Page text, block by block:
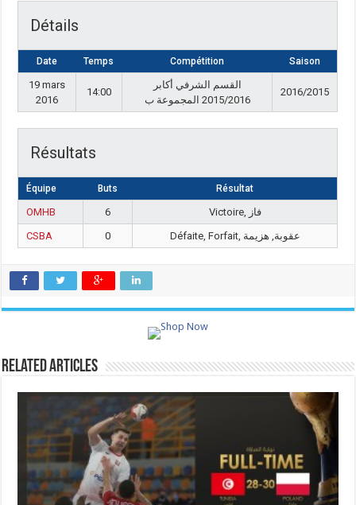
Détails
Date Temps Compétition Saison
19 mars
2016
14:00
القسم الشرفي أكابر
2015/2016 المجموعة ب
2016/2015
Résultats
Équipe Buts Résultat
OMHB 6
Victoire, فاز
CSBA
0 Défaite, Forfait, عقوبة, هزيمة
Related Articles